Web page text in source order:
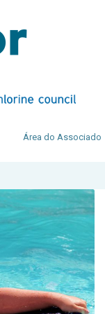
Área do Associado